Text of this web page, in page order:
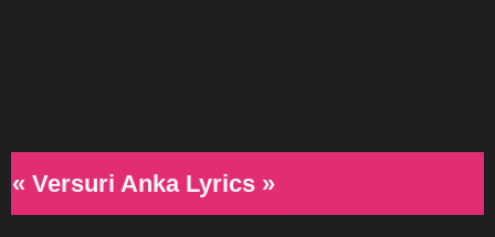
« Versuri Anka Lyrics »